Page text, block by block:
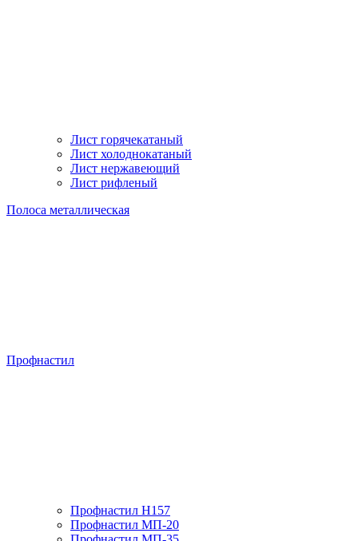
Лист горячекатаный
Лист холоднокатаный
Лист нержавеющий
Лист рифленый
Полоса металлическая
Профнастил
Профнастил H157
Профнастил МП-20